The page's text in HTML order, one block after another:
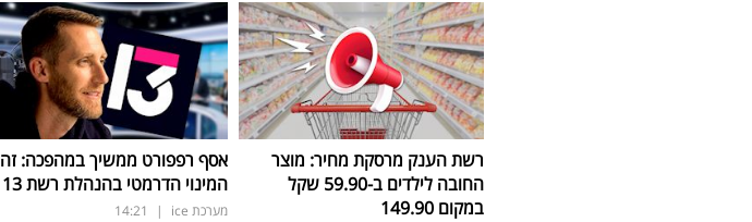
רשת הענק מרסקת מחיר: מוצר
החובה לילדים ב-59.90 שקל
במקום 149.90
אסף רפפורט ממשיך במהפכה: זה
המינוי הדרמטי בהנהלת רשת 13
מערכת ice |
14:21